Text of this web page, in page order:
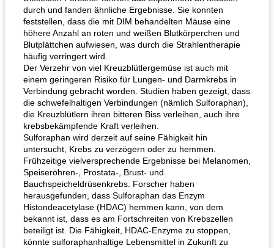
durch und fanden ähnliche Ergebnisse. Sie konnten
feststellen, dass die mit DIM behandelten Mäuse eine
höhere Anzahl an roten und weißen Blutkörperchen und
Blutplättchen aufwiesen, was durch die Strahlentherapie
häufig verringert wird.
Der Verzehr von viel Kreuzblütlergemüse ist auch mit
einem geringeren Risiko für Lungen- und Darmkrebs in
Verbindung gebracht worden. Studien haben gezeigt, dass
die schwefelhaltigen Verbindungen (nämlich Sulforaphan),
die Kreuzblütlern ihren bitteren Biss verleihen, auch ihre
krebsbekämpfende Kraft verleihen.
Sulforaphan wird derzeit auf seine Fähigkeit hin
untersucht, Krebs zu verzögern oder zu hemmen.
Frühzeitige vielversprechende Ergebnisse bei Melanomen,
Speiseröhren-, Prostata-, Brust- und
Bauchspeicheldrüsenkrebs. Forscher haben
herausgefunden, dass Sulforaphan das Enzym
Histondeacetylase (HDAC) hemmen kann, von dem
bekannt ist, dass es am Fortschreiten von Krebszellen
beteiligt ist. Die Fähigkeit, HDAC-Enzyme zu stoppen,
könnte sulforaphanhaltige Lebensmittel in Zukunft zu